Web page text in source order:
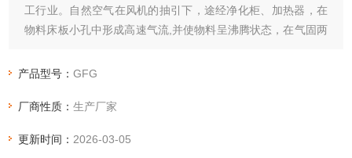
工行业。自然空气在风机的抽引下，途经净化柜、加热器，在
物料床板小孔中形成高速气流,并使物料呈沸腾状态，在气固两
产品型号：GFG
厂商性质：生产厂家
更新时间： 2026-03-05